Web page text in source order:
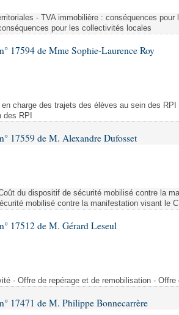
- TVA immobilière : conséquences
pour les collectivités locales
17594 de Mme Sophie-Laurence Roy
charge des trajets des élèves au sein des
RPI
17559 de M. Alexandre Dufosset
du dispositif de sécurité mobilisé contre la
mobilisé contre la manifestation visant le
17512 de M. Gérard Leseul
- Offre de repérage et de remobilisation -
17471 de M. Philippe Bonnecarrère